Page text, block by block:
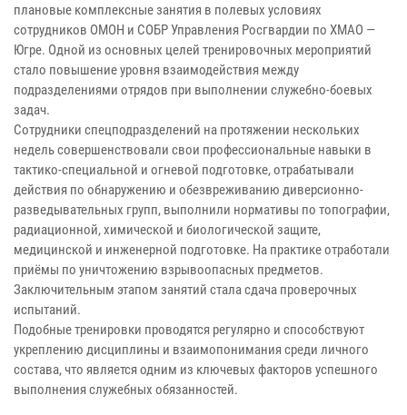
плановые комплексные занятия в полевых условиях
сотрудников ОМОН и СОБР Управления Росгвардии по ХМАО —
Югре. Одной из основных целей тренировочных мероприятий
стало повышение уровня взаимодействия между
подразделениями отрядов при выполнении служебно-боевых
задач.
Сотрудники спецподразделений на протяжении нескольких
недель совершенствовали свои профессиональные навыки в
тактико-специальной и огневой подготовке, отрабатывали
действия по обнаружению и обезвреживанию диверсионно-
разведывательных групп, выполнили нормативы по топографии,
радиационной, химической и биологической защите,
медицинской и инженерной подготовке. На практике отработали
приёмы по уничтожению взрывоопасных предметов.
Заключительным этапом занятий стала сдача проверочных
испытаний.
Подобные тренировки проводятся регулярно и способствуют
укреплению дисциплины и взаимопонимания среди личного
состава, что является одним из ключевых факторов успешного
выполнения служебных обязанностей.